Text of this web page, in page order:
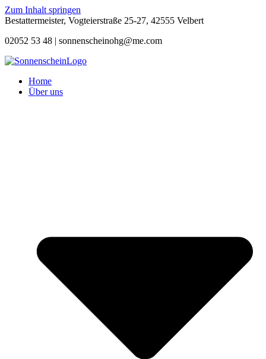
Zum Inhalt springen
Bestattermeister, Vogteierstraße 25-27, 42555 Velbert
02052 53 48 | sonnenscheinohg@me.com
Home
Über uns